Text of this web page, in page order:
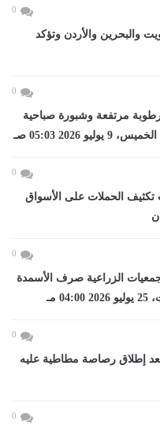
0
والبحرين والأردن وتؤكد
0
9 يوليو 2026.. رطوبة مرتفعة وشبورة صباحية
2026 05:03 صـ
0
تكثيف الحملات على الأسواق
0
الزراعية صرف الأسمدة
مـ
0
إطلاق رصاصة مطاطية عليه
0